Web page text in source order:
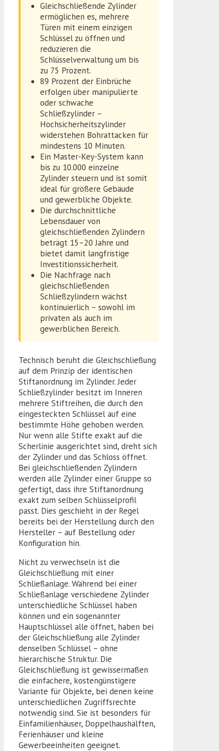
Gleichschließende Zylinder
ermöglichen es, mehrere
Türen mit einem einzigen
Schlüssel zu öffnen und
reduzieren die
Schlüsselverwaltung um bis
zu 75 Prozent.
89 Prozent der Einbrüche
erfolgen über manipulierte
oder schwache
Schließzylinder –
Hochsicherheitszylinder
widerstehen Bohrattacken für
mindestens 10 Minuten.
Ein Master-Key-System kann
bis zu 10.000 einzelne
Zylinder steuern und ist somit
ideal für größere Gebäude
und gewerbliche Objekte.
Die durchschnittliche
Lebensdauer von
gleichschließenden Zylindern
beträgt 15–20 Jahre und
bietet damit langfristige
Investitionssicherheit.
Die Nachfrage nach
gleichschließenden
Schließzylindern wächst
kontinuierlich – sowohl im
privaten als auch im
gewerblichen Bereich.
Technisch beruht die Gleichschließung
auf dem Prinzip der identischen
Stiftanordnung im Zylinder. Jeder
Schließzylinder besitzt im Inneren
mehrere Stiftreihen, die durch den
eingesteckten Schlüssel auf eine
bestimmte Höhe gehoben werden.
Nur wenn alle Stifte exakt auf die
Scherlinie ausgerichtet sind, dreht sich
der Zylinder und das Schloss öffnet.
Bei gleichschließenden Zylindern
werden alle Zylinder einer Gruppe so
gefertigt, dass ihre Stiftanordnung
exakt zum selben Schlüsselprofil
passt. Dies geschieht in der Regel
bereits bei der Herstellung durch den
Hersteller – auf Bestellung oder
Konfiguration hin.
Nicht zu verwechseln ist die
Gleichschließung mit einer
Schließanlage. Während bei einer
Schließanlage verschiedene Zylinder
unterschiedliche Schlüssel haben
können und ein sogenannter
Hauptschlüssel alle öffnet, haben bei
der Gleichschließung alle Zylinder
denselben Schlüssel – ohne
hierarchische Struktur. Die
Gleichschließung ist gewissermaßen
die einfachere, kostengünstigere
Variante für Objekte, bei denen keine
unterschiedlichen Zugriffsrechte
notwendig sind. Sie ist besonders für
Einfamilienhäuser, Doppelhaushälften,
Ferienhäuser und kleine
Gewerbeeinheiten geeignet.